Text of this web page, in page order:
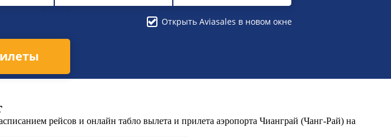
Открыть Aviasales в новом окне
рейсов и онлайн табло вылета и прилета аэропорта Чианграй (Чанг-Рай) на